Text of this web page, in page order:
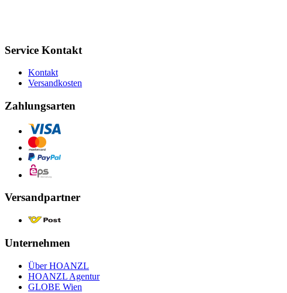
Service Kontakt
Kontakt
Versandkosten
Zahlungsarten
Versandpartner
Unternehmen
Über HOANZL
HOANZL Agentur
GLOBE Wien